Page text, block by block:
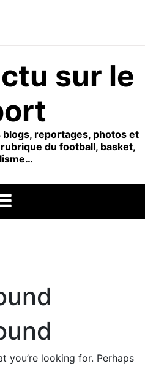
sur le
blogs, reportages, photos et
du football, basket,
you’re looking for. Perhaps